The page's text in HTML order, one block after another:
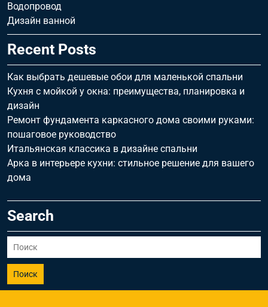
Водопровод
Дизайн ванной
Recent Posts
Как выбрать дешевые обои для маленькой спальни
Кухня с мойкой у окна: преимущества, планировка и
дизайн
Ремонт фундамента каркасного дома своими руками:
пошаговое руководство
Итальянская классика в дизайне спальни
Арка в интерьере кухни: стильное решение для вашего
дома
Search
Поиск